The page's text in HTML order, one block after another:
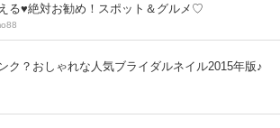
る♥絶対お勧め！スポット＆グルメ♡
ク？おしゃれな人気ブライダルネイル2015年版♪